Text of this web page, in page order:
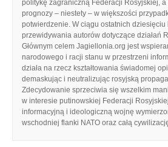
politykę zagraniczną Federacji Rosyjskiej,
prognozy – niestety – w większości
potwierdzenie. W ciągu ostatnich dziesięciu
przewidywania autorów dotyczące działań
Głównym celem Jagiellonia.org jest
narodowego i racji stanu w przestrzeni
działa na rzecz kształtowania świadomej
demaskując i neutralizując rosyjską
Zdecydowanie sprzeciwia się wszelkim
w interesie putinowskiej Federacji
informacyjną i ideologiczną wojnę
wschodniej flanki NATO oraz całą